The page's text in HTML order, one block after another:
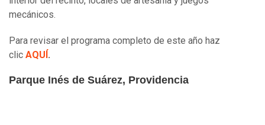
mecánicos.
Para revisar el programa completo de este año haz
clic AQUÍ .
Parque Inés de Suárez, Providencia